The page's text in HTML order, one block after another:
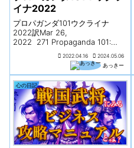
イナ2022
プロパガンダ101ウクライナ
2022訳Mar 26,
2022 271 Propaganda 101:
コリン・トドハンター2011年、
NATO軍は、カダフィ政権追放を
掲げ、トリポリへ...
2022.04.16
2024.05.06
あっきー
心の日記